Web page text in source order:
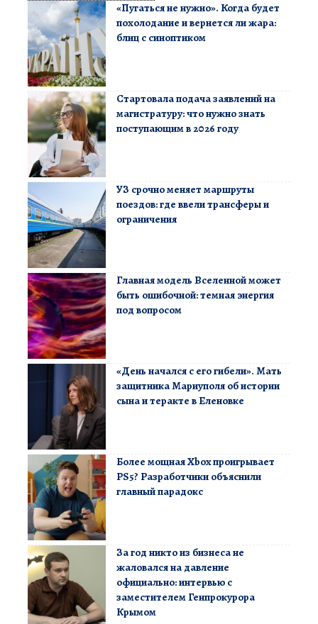
«Пугаться не нужно». Когда будет
похолодание и вернется ли жара:
блиц с синоптиком
Стартовала подача заявлений на
магистратуру: что нужно знать
поступающим в 2026 году
УЗ срочно меняет маршруты
поездов: где ввели трансферы и
ограничения
Главная модель Вселенной может
быть ошибочной: темная энергия
под вопросом
«День начался с его гибели». Мать
защитника Мариуполя об истории
сына и теракте в Еленовке
Более мощная Xbox проигрывает
PS5? Разработчики объяснили
главный парадокс
За год никто из бизнеса не
жаловался на давление
официально: интервью с
заместителем Генпрокурора
Крымом